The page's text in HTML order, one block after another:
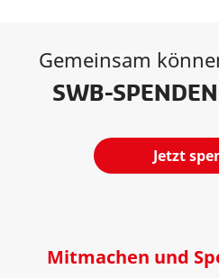
Gemeinsam
SWB-
Jetzt
Mitmachen und